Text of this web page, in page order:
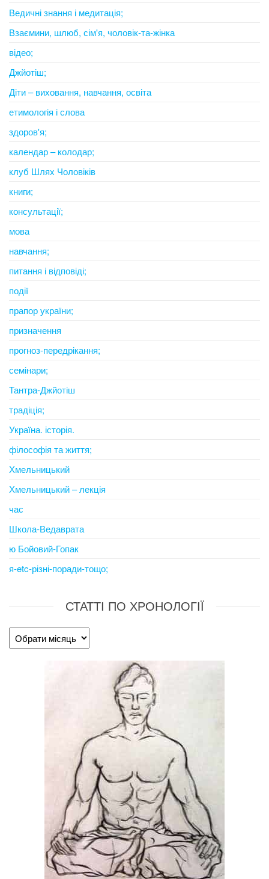
Ведичні знання і медитація;
Взаємини, шлюб, сім'я, чоловік-та-жінка
відео;
Джйотіш;
Діти – виховання, навчання, освіта
етимологія і слова
здоров'я;
календар – колодар;
клуб Шлях Чоловіків
книги;
консультації;
мова
навчання;
питання і відповіді;
події
прапор україни;
призначення
прогноз-передрікання;
семінари;
Тантра-Джйотіш
традіція;
Україна. історія.
філософія та життя;
Хмельницький
Хмельницький – лекція
час
Школа-Ведаврата
ю Бойовий-Гопак
я-etc-різні-поради-тощо;
СТАТТІ ПО ХРОНОЛОГІЇ
Статті
по